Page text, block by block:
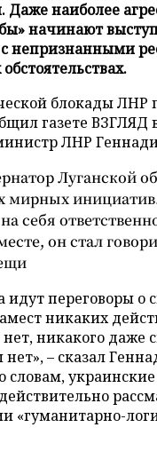
наиболее
начинают
с непризнанными
блокады ЛНР
газете ВЗГЛЯД
ЛНР
Луганской
мирных
себя
он стал
идут переговоры о
никаких
никакого даже
– сказал
словам,
«гуманитарно-